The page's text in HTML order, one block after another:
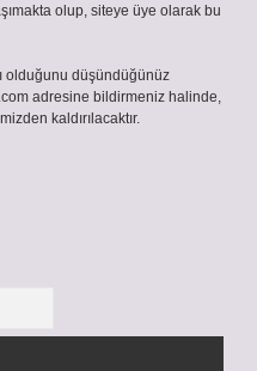
olup, siteye üye olarak bu
olduğunu düşündüğünüz
adresine bildirmeniz halinde,
kaldırılacaktır.